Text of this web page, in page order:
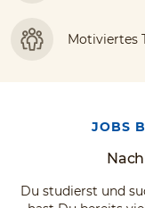
Motiviertes
JOBS
Du studierst und